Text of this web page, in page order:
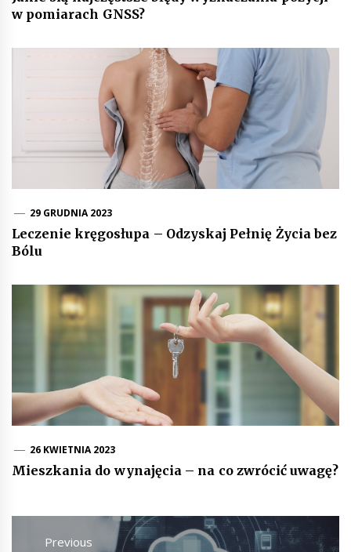
w pomiarach GNSS?
29 GRUDNIA 2023
Leczenie kręgosłupa – Odzyskaj Pełnię Życia bez
Bólu
26 KWIETNIA 2023
Mieszkania do wynajęcia – na co zwrócić uwagę?
Nawigacja
wpisuPrevious